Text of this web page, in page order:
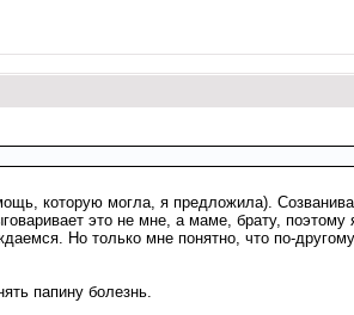
которую могла, я предложила).
это не мне, а маме, брату,
Но только мне понятно, что по-
папину болезнь.